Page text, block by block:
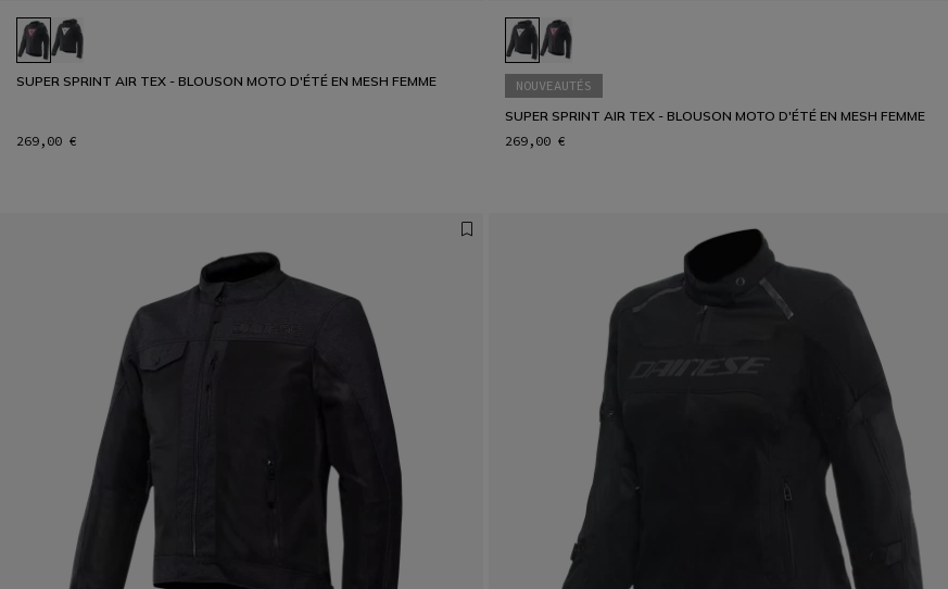
SUPER SPRINT AIR TEX - BLOUSON MOTO D'ÉTÉ EN MESH FEMME
269,00 €
NOUVEAUTÉS
SUPER SPRINT AIR TEX - BLOUSON MOTO D'ÉTÉ EN MESH FEMME
269,00 €